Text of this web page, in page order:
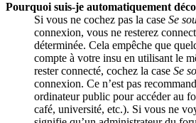
Pourquoi suis-je automatiquement
Si vous ne cochez pas la case Se
connexion, vous ne resterez
déterminée. Cela empêche que
compte à votre insu en utilisant le
rester connecté, cochez la case Se
connexion. Ce n’est pas
ordinateur public pour accéder au
café, université, etc.). Si vous ne